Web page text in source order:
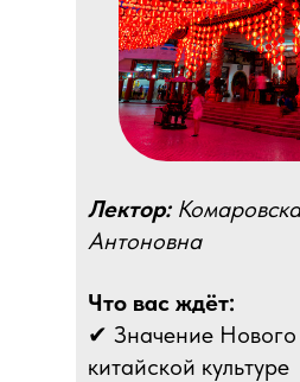
Что вас ждёт:
✔ Значение Нового
китайской культуре
Лектор:
Антоновна